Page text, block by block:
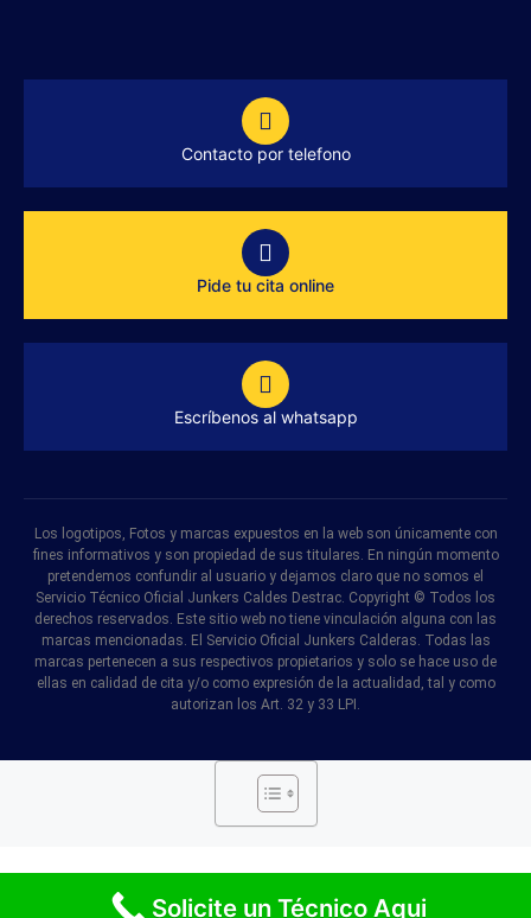
Contacto por telefono
Pide tu cita online
Escríbenos al whatsapp
Los logotipos, Fotos y marcas expuestos en la web son únicamente con
fines informativos y son propiedad de sus titulares. En ningún momento
pretendemos confundir al usuario y dejamos claro que no somos el
Servicio Técnico Oficial Junkers Caldes Destrac. Copyright © Todos los
derechos reservados. Este sitio web no tiene vinculación alguna con las
marcas mencionadas. El Servicio Oficial Junkers Calderas. Todas las
marcas pertenecen a sus respectivos propietarios y solo se hace uso de
ellas en calidad de cita y/o como expresión de la actualidad, tal y como
autorizan los Art. 32 y 33 LPI.
Solicite un Técnico Aqui